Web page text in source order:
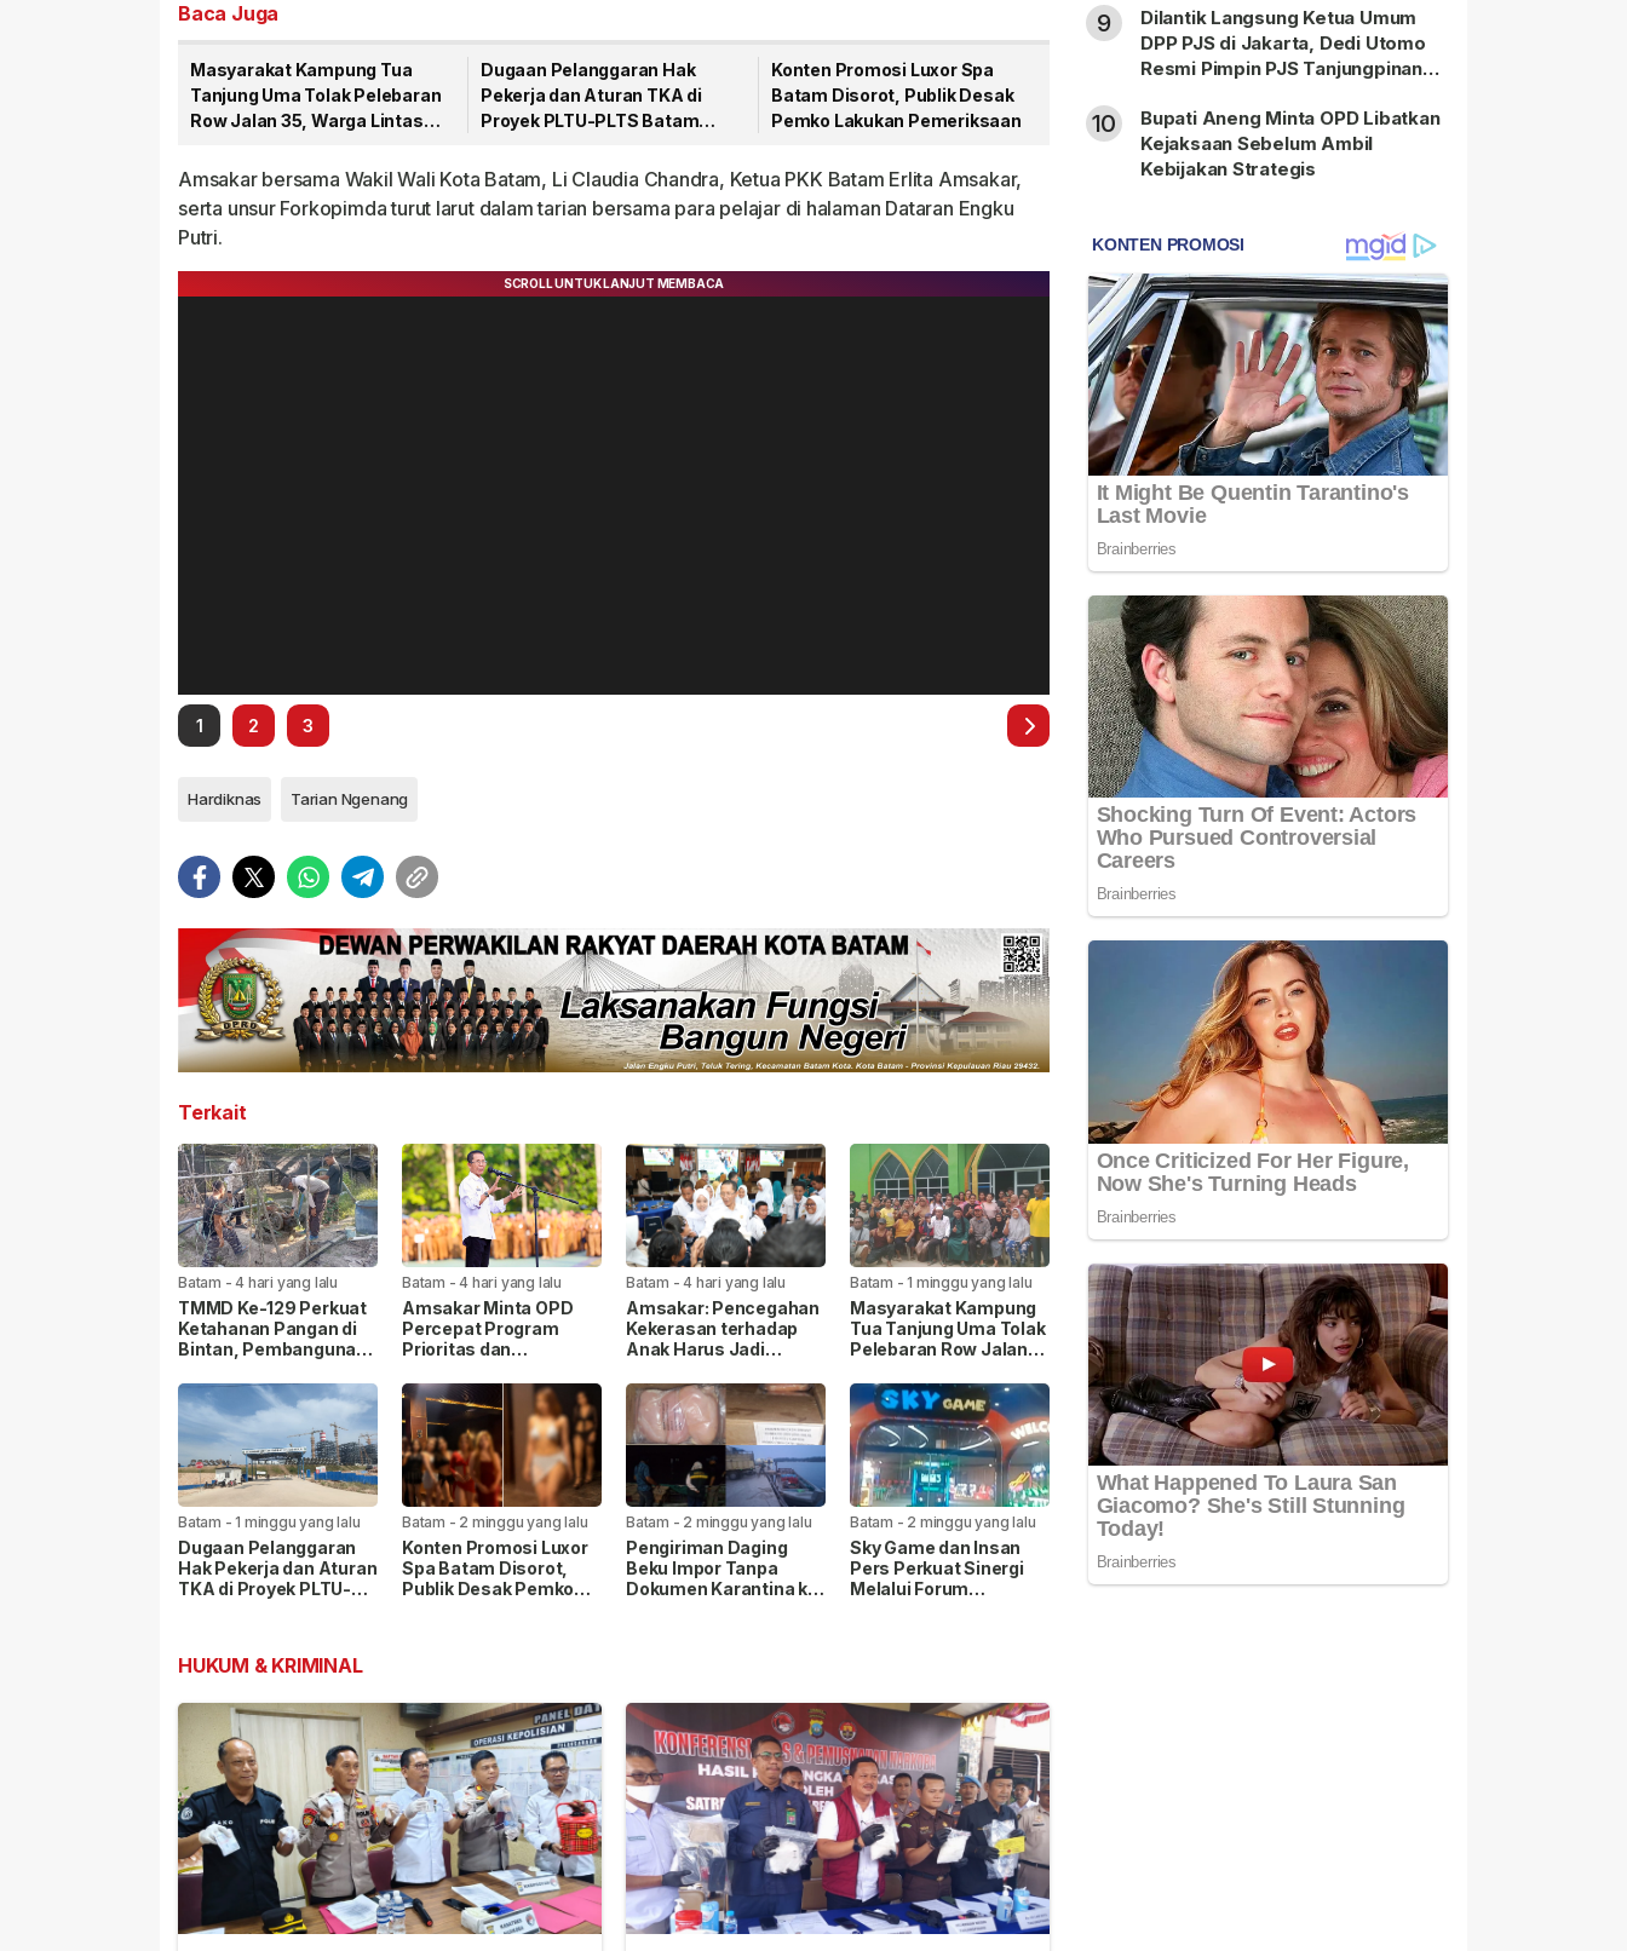
Baca Juga
Masyarakat Kampung Tua
Tanjung Uma Tolak Pelebaran
Row Jalan 35, Warga Lintas
Nur Ilahi
Dugaan Pelanggaran Hak
Pekerja dan Aturan TKA di
Proyek PLTU-PLTS Batam
Konten Promosi Luxor Spa
Batam Disorot, Publik Desak
Pemko Lakukan Pemeriksaan
Amsakar bersama Wakil Wali Kota Batam, Li Claudia Chandra, Ketua PKK Batam Erlita Amsakar,
serta unsur Forkopimda turut larut dalam tarian bersama para pelajar di halaman Dataran Engku
Putri.
1 2 3
Hardiknas Tarian Ngenang
Terkait
Batam -4 hari yang lalu
TMMD Ke-129 Perkuat
Ketahanan Pangan di
Bintan, Pembangunan
Persen
Batam -4 hari yang lalu
Amsakar Minta OPD
Percepat Program
Prioritas dan
Pelayanan Publik
Batam -4 hari yang lalu
Amsakar: Pencegahan
Kekerasan terhadap
Anak Harus Jadi
Batam -1 minggu yang lalu
Masyarakat Kampung
Tua Tanjung Uma Tolak
Pelebaran Row Jalan
Agama Kompak Jaga
Masjid Nur Ilahi
Batam -1 minggu yang lalu
Dugaan Pelanggaran
Hak Pekerja dan Aturan
TKA di Proyek PLTU-
Batam - 2 minggu yang lalu
Konten Promosi Luxor
Spa Batam Disorot,
Publik Desak Pemko
Batam - 2 minggu yang lalu
Pengiriman Daging
Beku Impor Tanpa
Dokumen Karantina ke
Batam - 2 minggu yang lalu
Sky Game dan Insan
Pers Perkuat Sinergi
Melalui Forum
HUKUM & KRIMINAL
9
Dilantik Langsung Ketua Umum
DPP PJS di Jakarta, Dedi Utomo
Resmi Pimpin PJS Tanjungpinang-
10
Bupati Aneng Minta OPD Libatkan
Kejaksaan Sebelum Ambil
Kebijakan Strategis